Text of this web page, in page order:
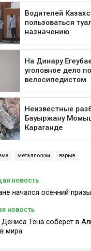
металлолом взрыв
новость
начался осенний
новость
Тена соберет в
мира